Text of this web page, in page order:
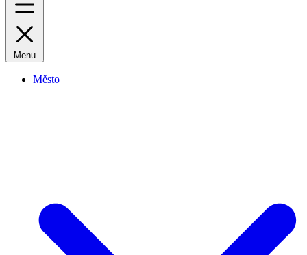
Menu
Město